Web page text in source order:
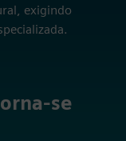
exigindo
se